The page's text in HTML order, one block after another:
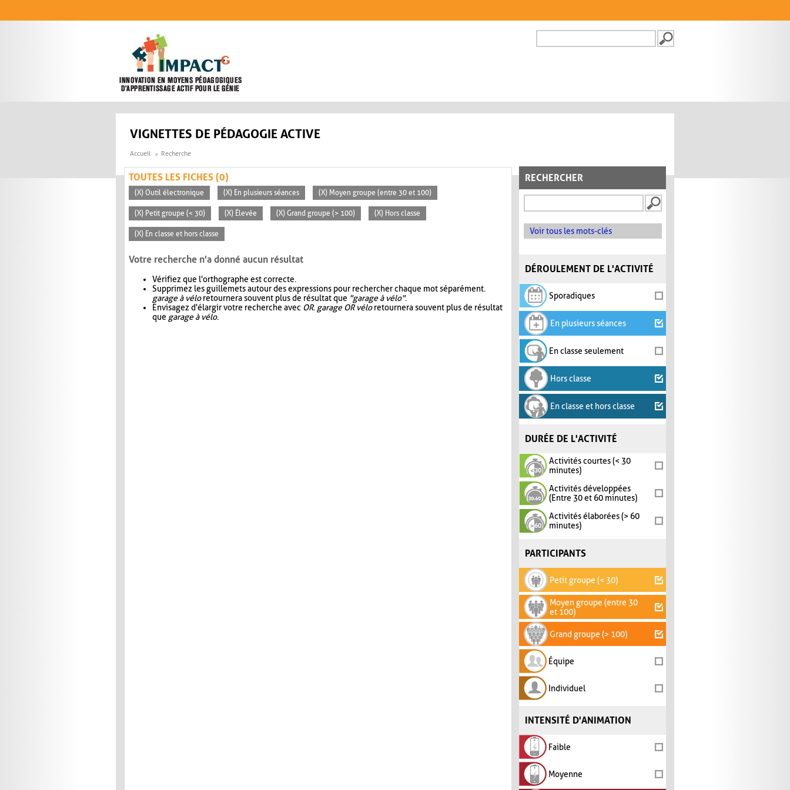
FORMULAIRE DE
VIGNETTES DE PÉDAGOGIE ACTIVE
Accueil Recherche
RECHERCHER
Voir tous les mots-clés
DÉROULEMENT DE L'ACTIVITÉ
Sporadiques
En plusieurs séances
En classe seulement
Hors classe
En classe et hors classe
DURÉE DE L'ACTIVITÉ
Activités courtes (< 30
minutes)
Activités développées
(Entre 30 et 60 minutes)
Activités élaborées (> 60
minutes)
PARTICIPANTS
Petit groupe (< 30)
Moyen groupe (entre 30
et 100)
Grand groupe (> 100)
Équipe
Individuel
INTENSITÉ D'ANIMATION
Faible
Moyenne
TOUTES LES FICHES (0)
(X) Outil électronique (X) En plusieurs séances (X) Moyen groupe (entre 30 et 100)
(X) Petit groupe (< 30) (X) Élevée (X) Grand groupe (> 100) (X) Hors classe
(X) En classe et hors classe
Votre recherche n'a donné aucun résultat
Vérifiez que l'orthographe est correcte.
Supprimez les guillemets autour des expressions pour rechercher chaque mot séparément.
garage à véloretournera souvent plus de résultat que "garage à vélo".
Envisagez d'élargir votre recherche avec OR. garage OR véloretournera souvent plus de résultat
que garage à vélo.